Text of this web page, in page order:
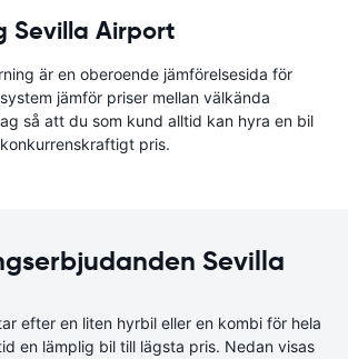
Sevilla Airport
är en oberoende jämförelsesida för
jämför priser mellan välkända
så att du som kund alltid kan hyra en bil
pris.
Sevilla
efter en liten hyrbil eller en kombi för hela
en lämplig bil till lägsta pris. Nedan visas